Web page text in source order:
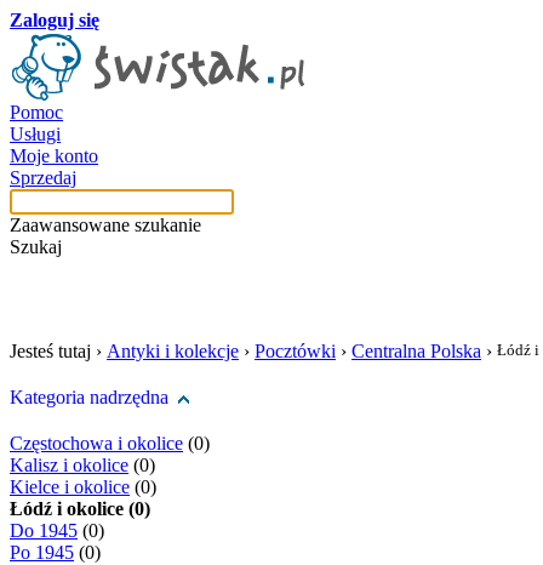
Zaloguj się
Pomoc
Usługi
Moje konto
Sprzedaj
Zaawansowane szukanie
Szukaj
Jesteś tutaj › Antyki i kolekcje › Pocztówki › Centralna Polska › Łódź i
Kategoria nadrzędna
Częstochowa i okolice (0)
Kalisz i okolice (0)
Kielce i okolice (0)
Łódź i okolice (0)
Do 1945 (0)
Po 1945 (0)